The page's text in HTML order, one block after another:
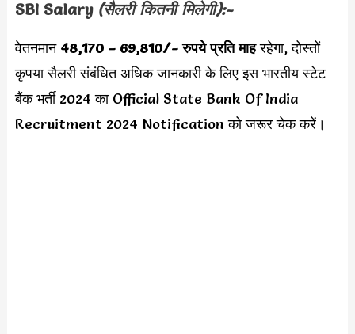
SBI Salary (सैलरी कितनी मिलेगी):-
वेतनमान48,170 – 69,810/- रुपये प्रति माहरहेगा, दोस्तों
कृपया सैलरी संबंधित अधिक जानकारी के लिए इस भारतीय स्टेट
बैंक भर्ती 2024 का Official State Bank Of India
Recruitment 2024 Notification को जरूर चेक करें।